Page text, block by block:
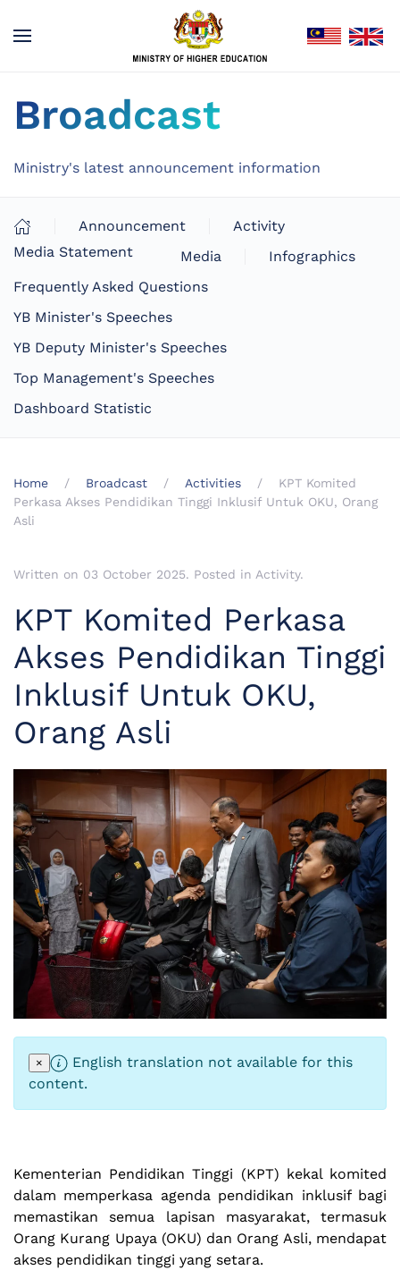
Broadcast
Ministry's latest announcement information
Announcement
Activity
Media Statement
Media
Infographics
Frequently Asked Questions
YB Minister's Speeches
YB Deputy Minister's Speeches
Top Management's Speeches
Dashboard Statistic
Home Broadcast Activities
KPT Komited
Perkasa Akses Pendidikan Tinggi Inklusif Untuk OKU, Orang
Asli
Written on 03 October 2025. Posted in Activity.
KPT Komited Perkasa
Akses Pendidikan Tinggi
Inklusif Untuk OKU,
Orang Asli
×
English translation not available for this
content.
Kementerian Pendidikan Tinggi (KPT) kekal komited
dalam memperkasa agenda pendidikan inklusif bagi
memastikan semua lapisan masyarakat, termasuk
Orang Kurang Upaya (OKU) dan Orang Asli, mendapat
akses pendidikan tinggi yang setara.